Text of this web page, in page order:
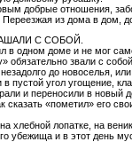
добрые отношения,
из дома в дом,
С СОБОЙ.
одном доме и не мог
обязательно звали с собой.
до новоселья,
в пустой угол угощение,
и переносили в новый
«пометил» его
хлебной лопатке, на
убежища и в этот день